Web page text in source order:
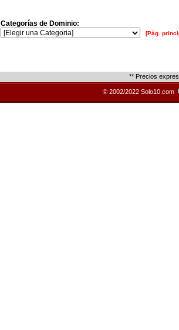
Categorías de Dominio:
[Pág.
** Precios
© 2002/2022 Solo10.com